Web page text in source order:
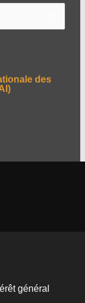
des
général